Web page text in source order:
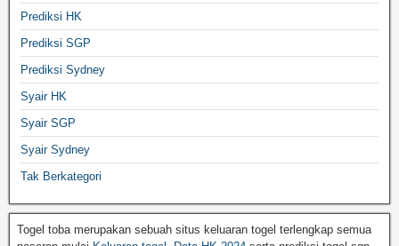
Prediksi HK
Prediksi SGP
Prediksi Sydney
Syair HK
Syair SGP
Syair Sydney
Tak Berkategori
Togel toba merupakan sebuah situs keluaran togel terlengkap semua